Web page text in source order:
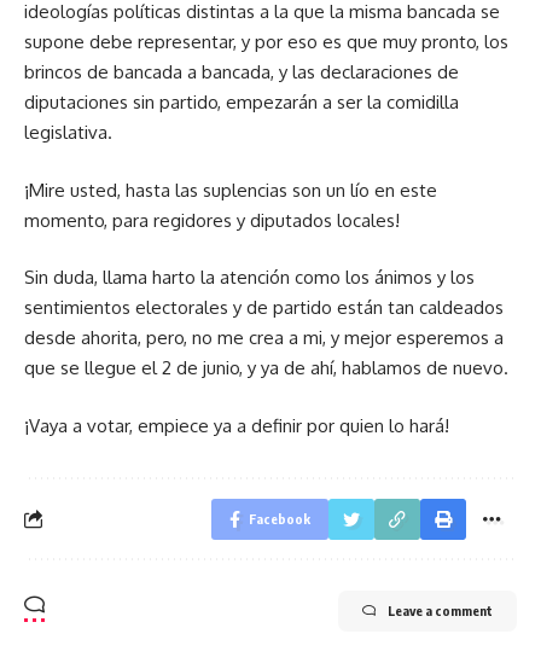
ideologías políticas distintas a la que la misma bancada se
supone debe representar, y por eso es que muy pronto, los
brincos de bancada a bancada, y las declaraciones de
diputaciones sin partido, empezarán a ser la comidilla
legislativa.
¡Mire usted, hasta las suplencias son un lío en este
momento, para regidores y diputados locales!
Sin duda, llama harto la atención como los ánimos y los
sentimientos electorales y de partido están tan caldeados
desde ahorita, pero, no me crea a mi, y mejor esperemos a
que se llegue el 2 de junio, y ya de ahí, hablamos de nuevo.
¡Vaya a votar, empiece ya a definir por quien lo hará!
Facebook
Leave a comment